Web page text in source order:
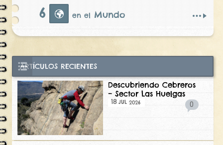
6 en el Mundo
ARTÍCULOS RECIENTES
Descubriendo Cebreros
– Sector Las Huelgas
18 JUL 2026 0